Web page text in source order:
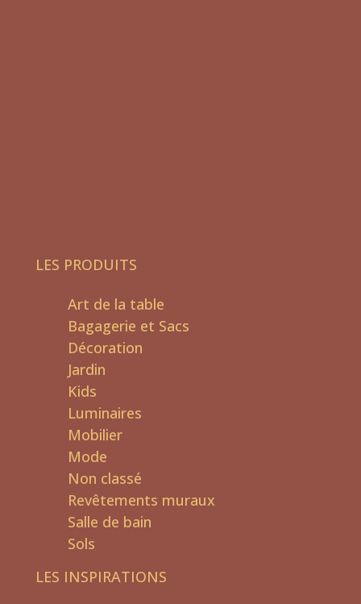
LES PRODUITS
Art de la table
Bagagerie et Sacs
Décoration
Jardin
Kids
Luminaires
Mobilier
Mode
Non classé
Revêtements muraux
Salle de bain
Sols
LES INSPIRATIONS